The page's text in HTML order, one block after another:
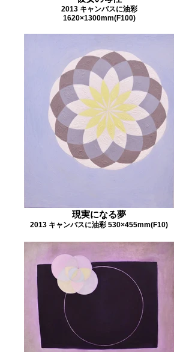
2013 キャンバスに油彩
1620×1300mm(F100)
現実になる夢
2013 キャンバスに油彩 530×455mm(F10)